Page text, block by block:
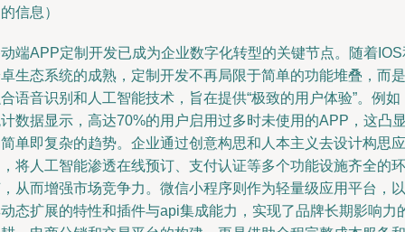
信息）
端APP定制开发已成为企业数字化转型的关键节点。随着IOS
生态系统的成熟，定制开发不再局限于简单的功能堆叠，而是
语音识别和人工智能技术，旨在提供“极致的用户体验”。例如
数据显示，高达70%的用户启用过多时未使用的APP，这凸
单即复杂的趋势。企业通过创意构思和人本主义去设计构思应
将人工智能渗透在线预订、支付认证等多个功能设施齐全的环
从而增强市场竞争力。微信小程序则作为轻量级应用平台，以
态扩展的特性和插件与api集成能力，实现了品牌长期影响力